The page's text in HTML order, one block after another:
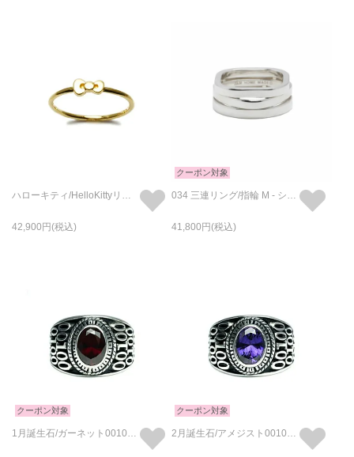
42,900
クーポン対象
41,800
クーポン対象
1月誕生石/ガーネット0010ハイブリッドカレッジリングS/指輪
クーポン対象
2月誕生石/アメジスト0010ハイブリッドカレッジリングS/指輪